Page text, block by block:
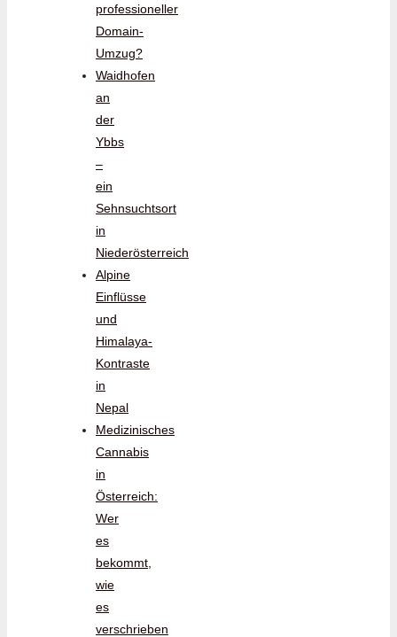
professioneller
Domain-
Umzug?
Waidhofen
an
der
Ybbs
–
ein
Sehnsuchtsort
in
Niederösterreich
Alpine
Einflüsse
und
Himalaya-
Kontraste
in
Nepal
Medizinisches
Cannabis
in
Österreich:
Wer
es
bekommt,
wie
es
verschrieben